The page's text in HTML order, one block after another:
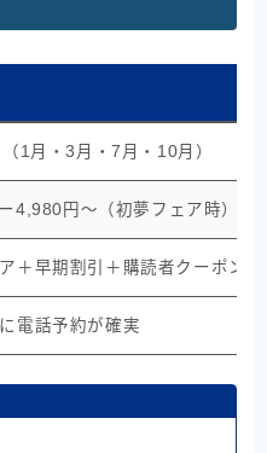
1月・3月・7月・10月）
4,980円〜（初夢フェア時）
＋早期割引＋購読者クーポン
電話予約が確実